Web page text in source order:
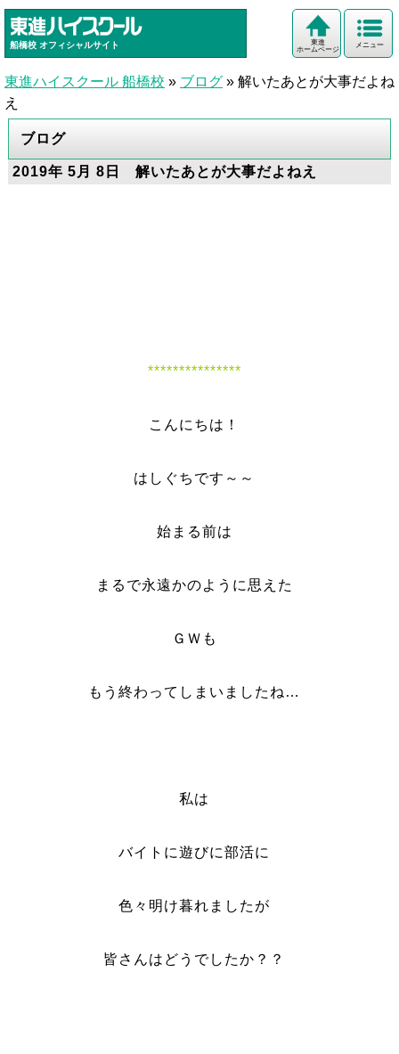
船橋校 オフィシャルサイト メニュー
東進
ホームページ
東進ハイスクール 船橋校 » ブログ » 解いたあとが大事だよね
え
ブログ
2019年 5月 8日 解いたあとが大事だよねえ
***************
こんにちは！
はしぐちです～～
始まる前は
まるで永遠かのように思えた
ＧＷも
もう終わってしまいましたね…
私は
バイトに遊びに部活に
色々明け暮れましたが
皆さんはどうでしたか？？